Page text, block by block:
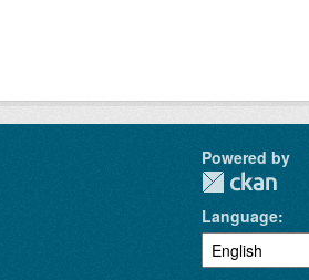
Powered by
Language